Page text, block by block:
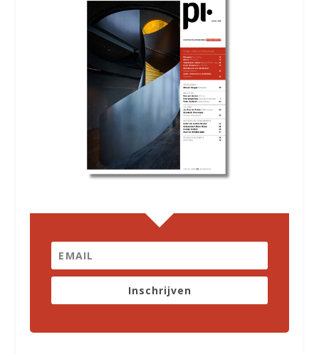
Inschrijven